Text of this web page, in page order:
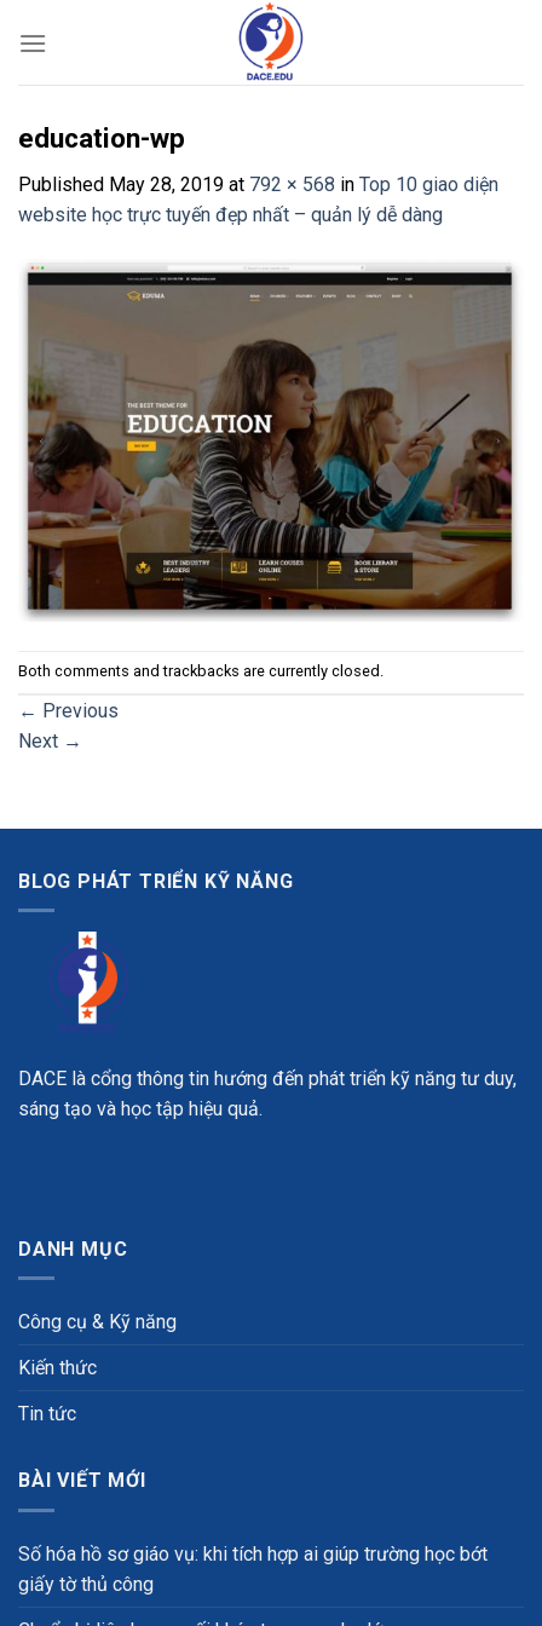
education-wp
Published May 28, 2019 at 792 × 568 in Top 10 giao diện
website học trực tuyến đẹp nhất – quản lý dễ dàng
Both comments and trackbacks are currently closed.
← Previous
Next →
BLOG PHÁT TRIỂN KỸ NĂNG
DACE là cổng thông tin hướng đến phát triển kỹ năng tư duy,
sáng tạo và học tập hiệu quả.
DANH MỤC
Công cụ & Kỹ năng
Kiến thức
Tin tức
BÀI VIẾT MỚI
Số hóa hồ sơ giáo vụ: khi tích hợp ai giúp trường học bớt
giấy tờ thủ công